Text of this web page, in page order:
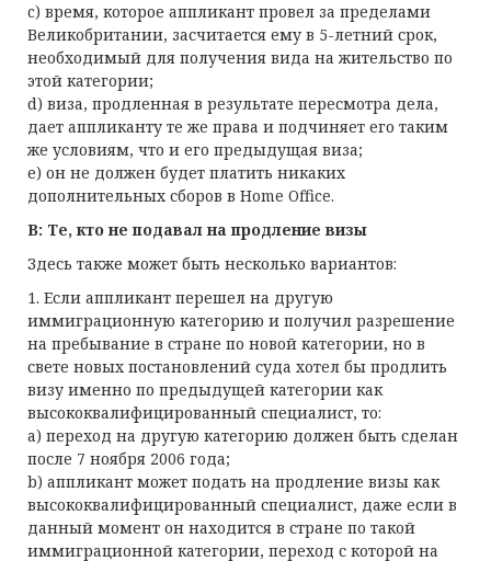
c) время, которое аппликант провел за пределами
Великобритании, засчитается ему в 5-летний срок,
необходимый для получения вида на жительство по
этой категории;
d) виза, продленная в результате пересмотра дела,
дает аппликанту те же права и подчиняет его таким
же условиям, что и его предыдущая виза;
e) он не должен будет платить никаких
дополнительных сборов в Home Office.
В: Те, кто не подавал на продление визы
Здесь также может быть несколько вариантов:
1. Если аппликант перешел на другую
иммиграционную категорию и получил разрешение
на пребывание в стране по новой категории, но в
свете новых постановлений суда хотел бы продлить
визу именно по предыдущей категории как
высококвалифицированный специалист, то:
a) переход на другую категорию должен быть сделан
после 7 ноября 2006 года;
b) аппликант может подать на продление визы как
высококвалифицированный специалист, даже если в
данный момент он находится в стране по такой
иммиграционной категории, переход с которой на